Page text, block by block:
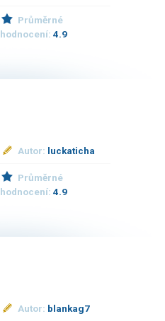
Průměrné
hodnocení:4.9
Autor: luckaticha
Průměrné
hodnocení:4.9
Autor: blankag7